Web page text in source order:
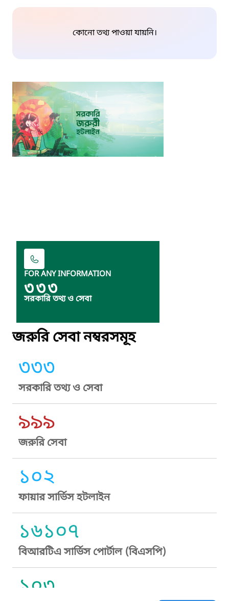
কোনো তথ্য পাওয়া যায়নি।
FOR ANY INFORMATION
৩৩৩
সরকারি তথ্য ও সেবা
জরুরি সেবা নম্বরসমূহ
৩৩৩
সরকারি তথ্য ও সেবা
৯৯৯
জরুরি সেবা
১০২
ফায়ার সার্ভিস হটলাইন
১৬১০৭
বিআরটিএ সার্ভিস পোর্টাল (বিএসপি)
১০৩